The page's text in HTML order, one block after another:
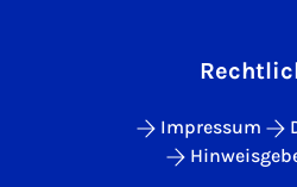
Impressum